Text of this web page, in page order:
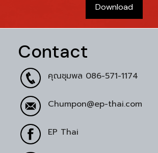
Download
Contact
คุณชุมพล 086-571-1174
Chumpon@ep-thai.com
EP Thai